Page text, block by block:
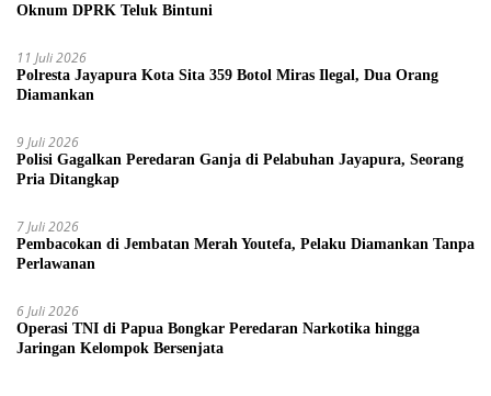
Oknum DPRK Teluk Bintuni
11 Juli 2026
Polresta Jayapura Kota Sita 359 Botol Miras Ilegal, Dua Orang
Diamankan
9 Juli 2026
Polisi Gagalkan Peredaran Ganja di Pelabuhan Jayapura, Seorang
Pria Ditangkap
7 Juli 2026
Pembacokan di Jembatan Merah Youtefa, Pelaku Diamankan Tanpa
Perlawanan
6 Juli 2026
Operasi TNI di Papua Bongkar Peredaran Narkotika hingga
Jaringan Kelompok Bersenjata